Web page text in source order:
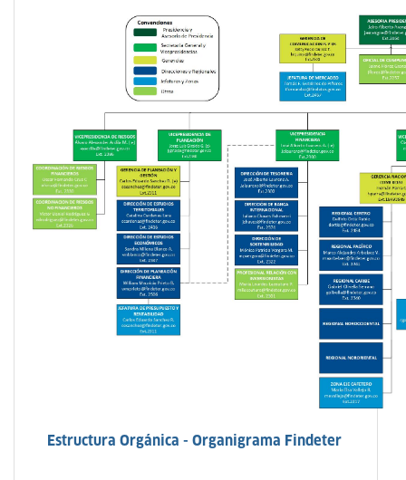
Estructura Orgánica - Organigrama Findeter